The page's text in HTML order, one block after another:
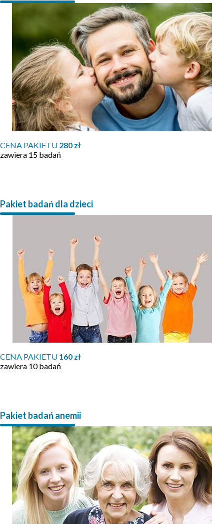
CENA PAKIETU 280 zł
zawiera 15 badań
Pakiet badań dla dzieci
CENA PAKIETU 160 zł
zawiera 10 badań
Pakiet badań anemii